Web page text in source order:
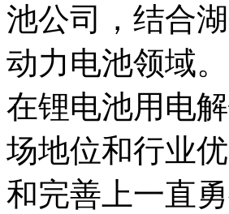
池公司，结合
动力电池领域
在锂电池用电
场地位和行业
和完善上一直